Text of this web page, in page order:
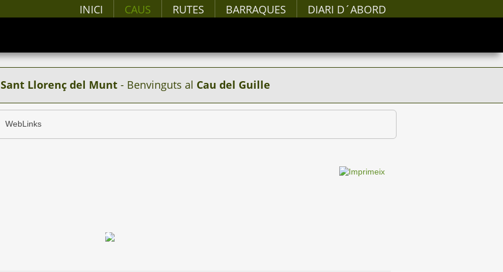
INICI CAUS RUTES BARRAQUES DIARI D´ABORD
Sant Llorenç del Munt- Benvinguts al Cau del Guille
WebLinks